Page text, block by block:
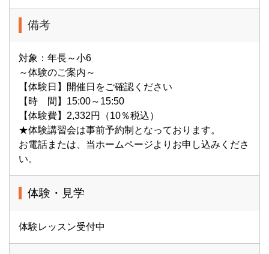
備考
対象：年長～小6
～体験のご案内～
【体験日】開催日をご確認ください
【時 間】15:00～15:50
【体験費】2,332円（10％税込）
★体験講習会は事前予約制となっております。
お電話または、当ホームページよりお申し込みくださ
い。
体験・見学
体験レッスン受付中